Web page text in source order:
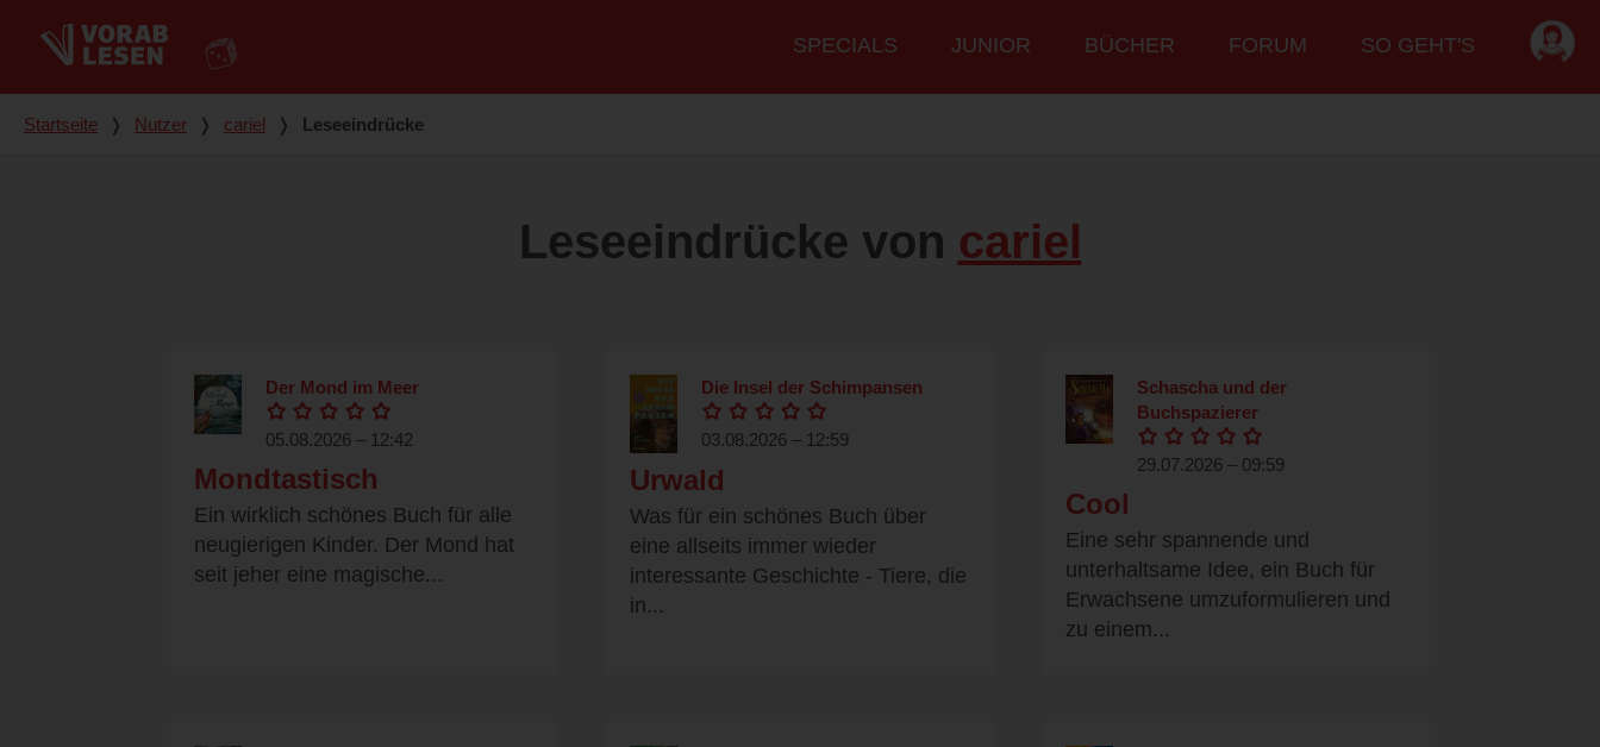
Hauptmenü
SPECIALS JUNIOR BÜCHER FORUM SO GEHT'S
Du bist hier
Startseite ❭ Nutzer ❭ cariel ❭ Leseeindrücke
Leseeindrücke von cariel
Der Mond im Meer
05.08.2026 – 12:42
Mondtastisch
Ein wirklich schönes Buch für alle
neugierigen Kinder. Der Mond hat
seit jeher eine magische...
Die Insel der Schimpansen
03.08.2026 – 12:59
Urwald
Was für ein schönes Buch über
eine allseits immer wieder
interessante Geschichte - Tiere, die
in...
Schascha und der
Buchspazierer
29.07.2026 – 09:59
Cool
Eine sehr spannende und
unterhaltsame Idee, ein Buch für
Erwachsene umzuformulieren und
zu einem...